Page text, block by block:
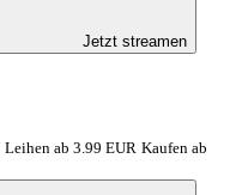
Jetzt streamen
Leihen ab 3.99 EUR Kaufen ab